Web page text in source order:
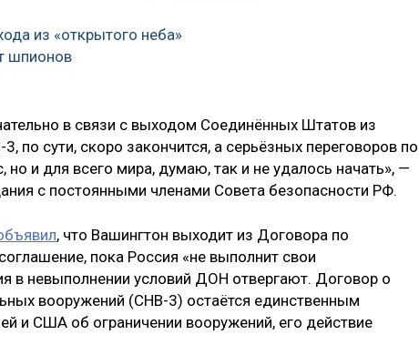
из «открытого неба»
шпионов
в связи с выходом Соединённых Штатов из
по сути, скоро закончится, а серьёзных переговоров по
и для всего мира, думаю, так и не удалось начать», —
с постоянными членами Совета безопасности РФ.
, что Вашингтон выходит из Договора по
пока Россия «не выполнит свои
в невыполнении условий ДОН отвергают. Договор о
вооружений (СНВ-3) остаётся единственным
и США об ограничении вооружений, его действие